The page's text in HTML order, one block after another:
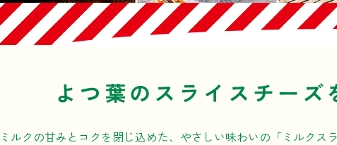
よつ葉のスライスチー
ミルクの甘みとコクを閉じ込めた、やさしい味わいの「ミルク